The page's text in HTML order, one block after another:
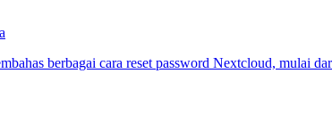
berbagai cara reset password Nextcloud, mulai